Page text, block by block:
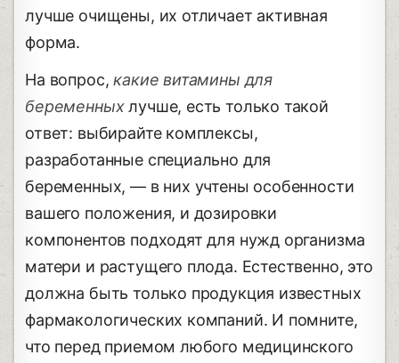
лучше очищены, их отличает активная
форма.
На вопрос,какие витамины для
беременныхлучше, есть только такой
ответ: выбирайте комплексы,
разработанные специально для
беременных, ― в них учтены особенности
вашего положения, и дозировки
компонентов подходят для нужд организма
матери и растущего плода. Естественно, это
должна быть только продукция известных
фармакологических компаний. И помните,
что перед приемом любого медицинского